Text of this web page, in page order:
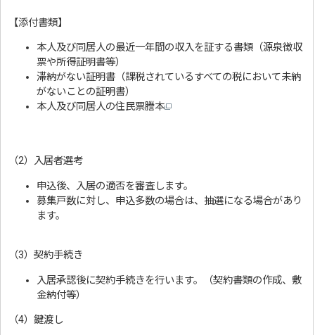
【添付書類】
本人及び同居人の最近一年間の収入を証する書類（源泉徴収
票や所得証明書等）
滞納がない証明書（課税されているすべての税において未納
がないことの証明書）
本人及び同居人の住民票謄本
（2）入居者選考
申込後、入居の適否を審査します。
募集戸数に対し、申込多数の場合は、抽選になる場合があり
ます。
（3）契約手続き
入居承認後に契約手続きを行います。（契約書類の作成、敷
金納付等）
（4）鍵渡し